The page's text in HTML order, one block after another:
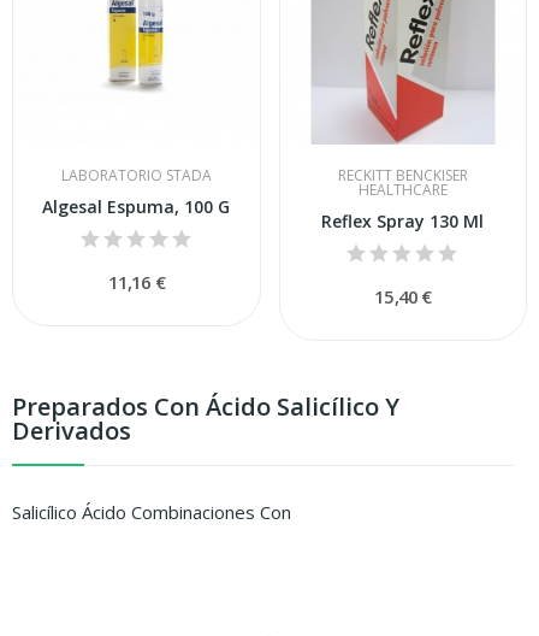
Preparados Con Ácido Salicílico Y
Derivados
Salicílico Ácido Combinaciones Con
LABORATORIO STADA
Algesal Espuma, 100 G
11,16 €
RECKITT BENCKISER
HEALTHCARE
Reflex Spray 130 Ml
15,40 €